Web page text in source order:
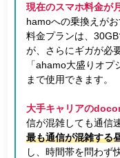
現在のスマホ料金が
hamoへの乗換えがお
料金プランは、
が、さらにギガが必
「ahamo大盛りオ
まで使用できます。
大手キャリアの
信が混雑しても通信
最も通信が混雑する
し、時間帯を問わず